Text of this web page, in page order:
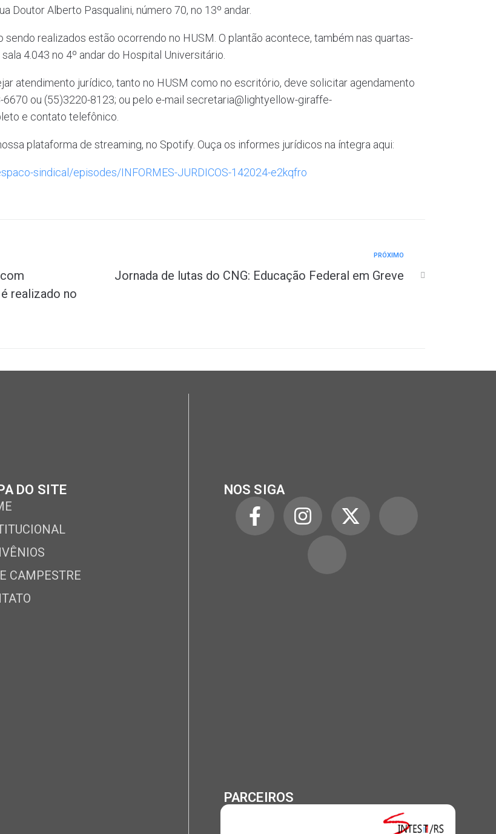
Doutor Alberto Pasqualini, número 70, no 13º andar.
realizados estão ocorrendo no HUSM. O plantão acontece, também nas quartas-
4.043 no 4º andar do Hospital Universitário.
atendimento jurídico, tanto no HUSM como no escritório, deve solicitar agendamento
ou (55)3220-8123; ou pelo e-mail secretaria@lightyellow-giraffe-
e contato telefônico.
plataforma de streaming, no Spotify. Ouça os informes jurídicos na íntegra aqui:
sindical/episodes/INFORMES-JURDICOS-142024-e2kqfro
realizado no
PRÓXIMO
Jornada de lutas do CNG: Educação Federal em Greve
DO SITE
CAMPESTRE
NOS SIGA
PARCEIROS